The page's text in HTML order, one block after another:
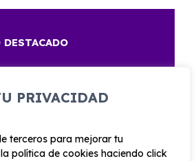
PRIVACIDAD
terceros para mejorar tu
política de cookies haciendo click